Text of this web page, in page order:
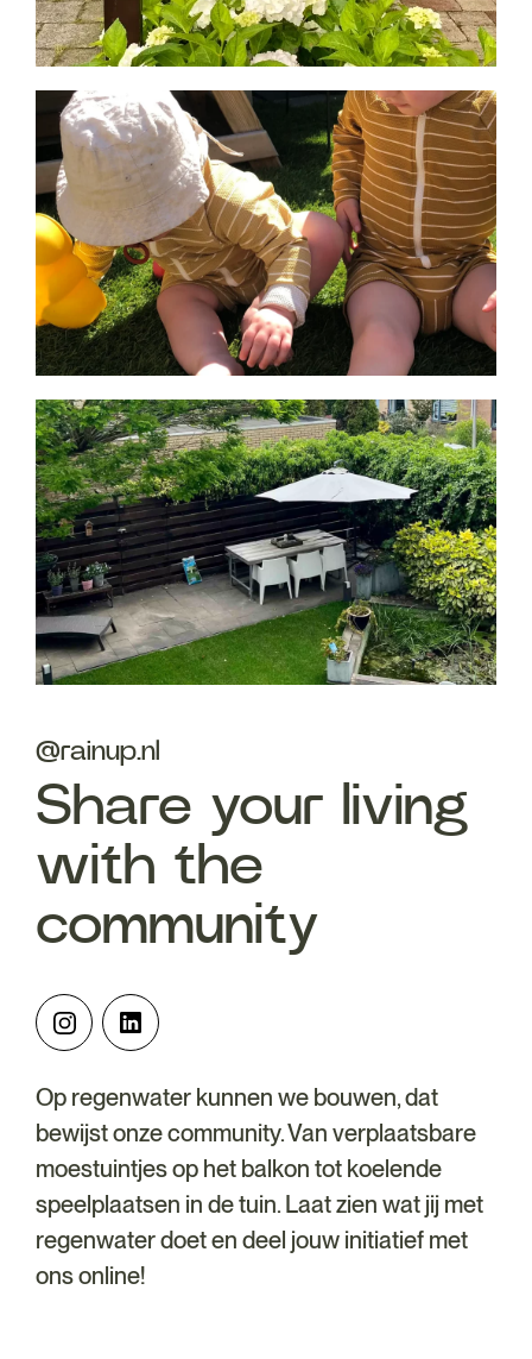
@rainup.nl
Share your living
with the
community
Op regenwater kunnen we bouwen, dat
bewijst onze community. Van verplaatsbare
moestuintjes op het balkon tot koelende
speelplaatsen in de tuin. Laat zien wat jij met
regenwater doet en deel jouw initiatief met
ons online!